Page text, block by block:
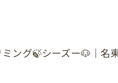
ング🍃シーズー🐶｜名